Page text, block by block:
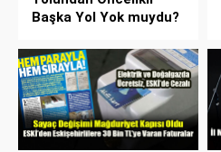
Başka Yol Yok muydu?